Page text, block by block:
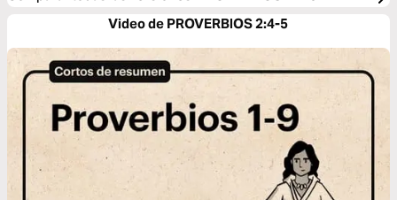
Video de PROVERBIOS 2:4-5